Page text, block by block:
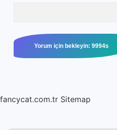
fancycat.com.tr Sitemap